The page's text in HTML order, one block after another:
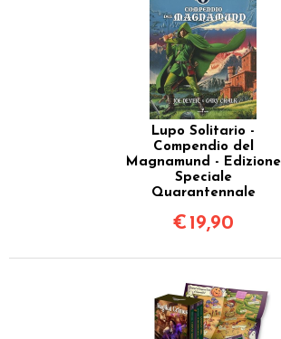
Lupo Solitario -
Compendio del
Magnamund - Edizione
Speciale
Quarantennale
€ 19,90